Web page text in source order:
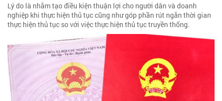
Lý do là nhằm tạo điều kiện thuận lợi cho người dân và doanh
nghiệp khi thực hiện thủ tục cũng như góp phần rút ngắn thời gian
thực hiện thủ tục so với việc thực hiện thủ tục truyền thống.